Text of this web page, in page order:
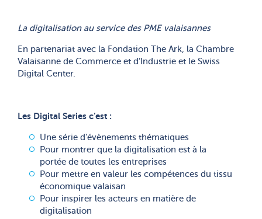
La digitalisation au service des PME valaisannes
En partenariat avec la Fondation The Ark, la Chambre
Valaisanne de Commerce et d’Industrie et le Swiss
Digital Center.
Les Digital Series c’est :
Une série d’évènements thématiques
Pour montrer que la digitalisation est à la
portée de toutes les entreprises
Pour mettre en valeur les compétences du tissu
économique valaisan
Pour inspirer les acteurs en matière de
digitalisation